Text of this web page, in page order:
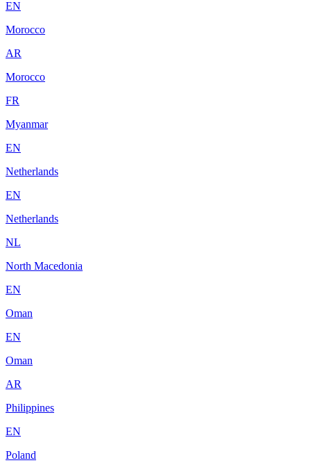
EN
Morocco
AR
Morocco
FR
Myanmar
EN
Netherlands
EN
Netherlands
NL
North Macedonia
EN
Oman
EN
Oman
AR
Philippines
EN
Poland